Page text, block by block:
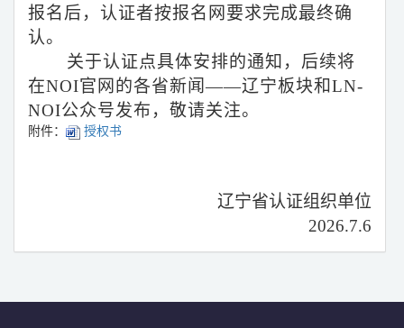
报名后，认证者按报名网要求完成最终确
认。
关于认证点具体安排的通知，后续将
在NOI官网的各省新闻——辽宁板块和LN-
NOI公众号发布，敬请关注。
附件： 授权书
辽宁省认证组织单位
2026.7.6